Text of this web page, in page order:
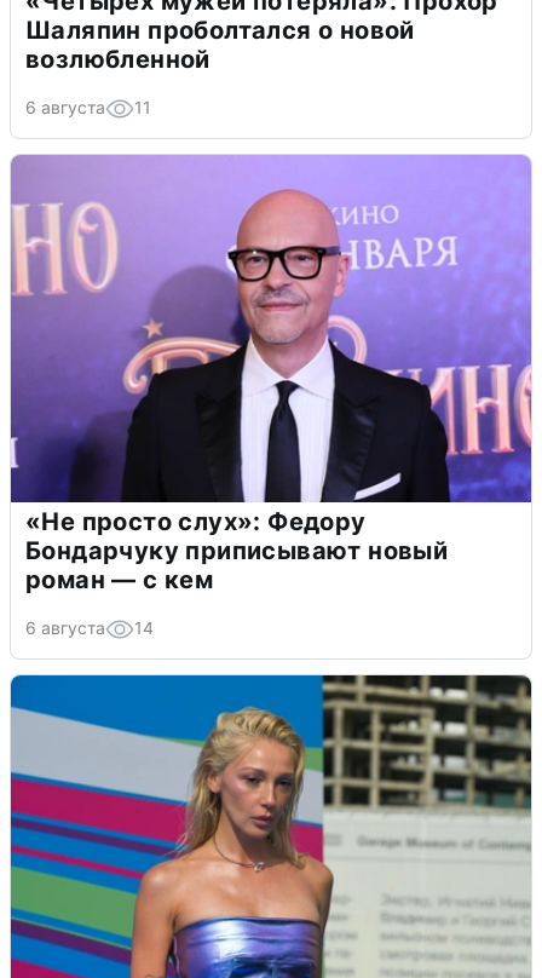
Шаляпин проболтался о новой
возлюбленной
6 августа 11
«Не просто слух»: Федору
Бондарчуку приписывают новый
роман — с кем
6 августа 14